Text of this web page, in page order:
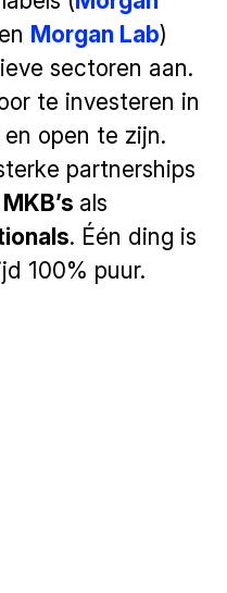
en Morgan Lab)
sectoren aan.
te investeren in
open te zijn.
partnerships
als
. Één ding is
100% puur.